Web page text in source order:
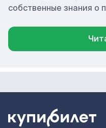
собственные знания о